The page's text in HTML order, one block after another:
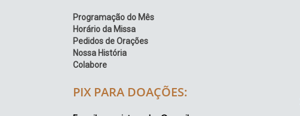
Programação do Mês
Horário da Missa
Pedidos de Orações
Nossa História
Colabore
PIX PARA DOAÇÕES: